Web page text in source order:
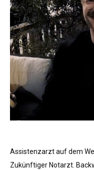
Assistenzarzt auf dem
Zukünftiger Notarzt.